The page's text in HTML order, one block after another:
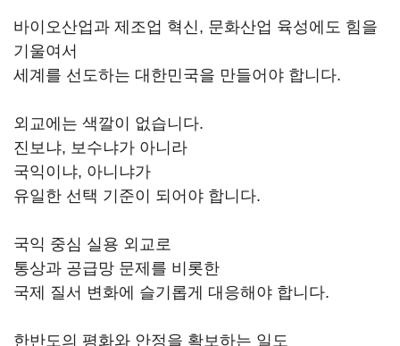
바이오산업과 제조업 혁신, 문화산업 육성에도 힘을
기울여서
세계를 선도하는 대한민국을 만들어야 합니다.
외교에는 색깔이 없습니다.
진보냐, 보수냐가 아니라
국익이냐, 아니냐가
유일한 선택 기준이 되어야 합니다.
국익 중심 실용 외교로
통상과 공급망 문제를 비롯한
국제 질서 변화에 슬기롭게 대응해야 합니다.
한반도의 평화와 안정을 확보하는 일도